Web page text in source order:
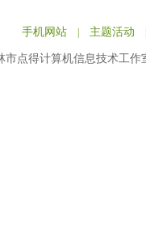
手机网站 主题活动
市点得计算机信息技术工